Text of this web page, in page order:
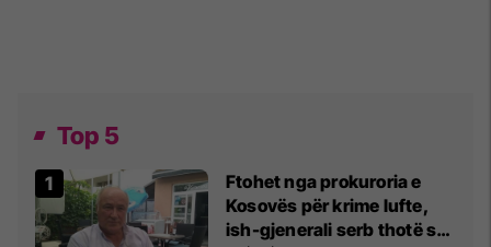
Top 5
Ftohet nga prokuroria e
Kosovës për krime lufte,
ish-gjenerali serb thotë se